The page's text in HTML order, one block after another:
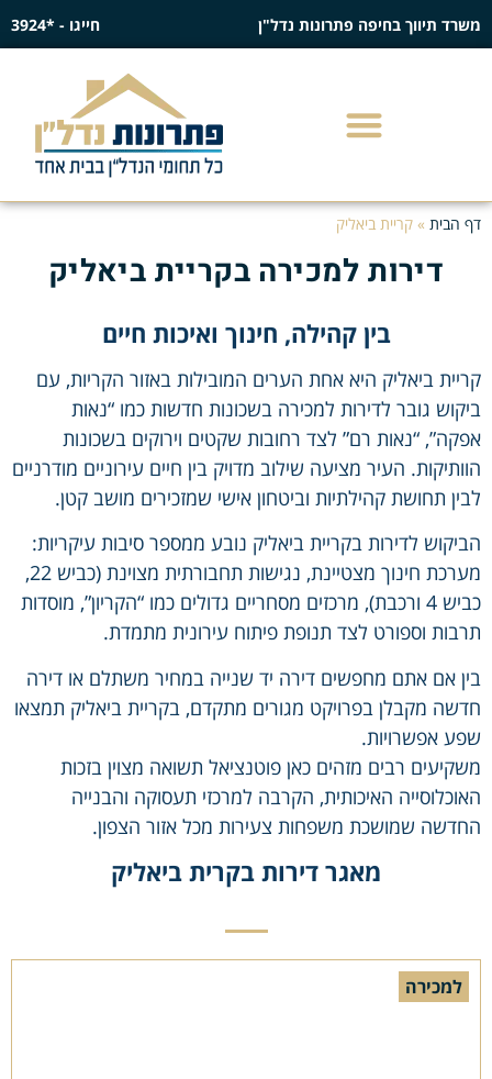
משרד תיווך בחיפה פתרונות נדל"ן חייגו - *3924
דף הבית » קריית ביאליק
דירות למכירה בקריית ביאליק
בין קהילה, חינוך ואיכות חיים
קריית ביאליק היא אחת הערים המובילות באזור הקריות, עם
ביקוש גובר לדירות למכירה בשכונות חדשות כמו “נאות
אפקה”, “נאות רם” לצד רחובות שקטים וירוקים בשכונות
הוותיקות. העיר מציעה שילוב מדויק בין חיים עירוניים מודרניים
לבין תחושת קהילתיות וביטחון אישי שמזכירים מושב קטן.
הביקוש לדירות בקריית ביאליק נובע ממספר סיבות עיקריות:
מערכת חינוך מצטיינת, נגישות תחבורתית מצוינת (כביש 22,
כביש 4 ורכבת), מרכזים מסחריים גדולים כמו “הקריון”, מוסדות
תרבות וספורט לצד תנופת פיתוח עירונית מתמדת.
בין אם אתם מחפשים דירה יד שנייה במחיר משתלם או דירה
חדשה מקבלן בפרויקט מגורים מתקדם, בקריית ביאליק תמצאו
שפע אפשרויות.
משקיעים רבים מזהים כאן פוטנציאל תשואה מצוין בזכות
האוכלוסייה האיכותית, הקרבה למרכזי תעסוקה והבנייה
החדשה שמושכת משפחות צעירות מכל אזור הצפון.
מאגר דירות בקרית ביאליק
למכירה